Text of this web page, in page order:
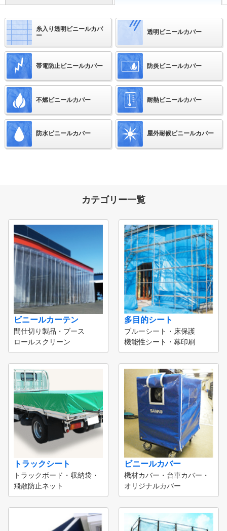
糸入り透明ビニールカバ
ー
透明ビニールカバー
帯電防止ビニールカバー 防炎ビニールカバー
不燃ビニールカバー 耐熱ビニールカバー
防水ビニールカバー 屋外耐候ビニールカバー
カテゴリー一覧
ビニールカーテン
間仕切り製品・ブース
ロールスクリーン
多目的シート
ブルーシート・床保護
機能性シート・幕印刷
トラックシート
トラックボード・収納袋・
飛散防止ネット
ビニールカバー
機材カバー・台車カバー・
オリジナルカバー